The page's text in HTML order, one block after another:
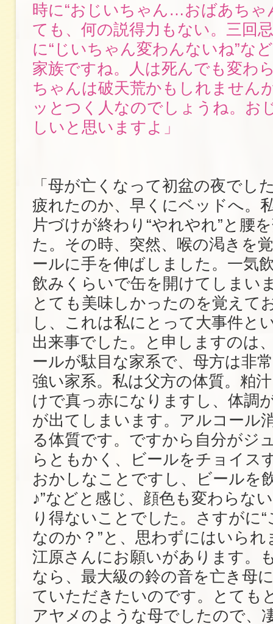
時に“おじいちゃん…おばあち
ても、何の説得力もない。三回
に“じいちゃん変わんないね”な
家族ですね。人は死んでも変わ
ちゃんは破天荒かもしれません
ッとつく人なのでしょうね。お
しいと思いますよ」
「母が亡くなって初盆の夜でし
疲れたのか、早くにベッドへ。
片づけが終わり“やれやれ”と腰
た。その時、突然、喉の渇きを
ールに手を伸ばしました。一気
飲みくらいで缶を開けてしまい
とても美味しかったのを覚えて
し、これは私にとって大事件と
出来事でした。と申しますのは
ールが駄目な家系で、母方は非
強い家系。私は父方の体質。粕
けで真っ赤になりますし、体調
が出てしまいます。アルコール
る体質です。ですから自分がジ
らともかく、ビールをチョイス
おかしなことですし、ビールを
♪”などと感じ、顔色も変わらな
り得ないことでした。さすがに
なのか？”と、思わずにはいら
江原さんにお願いがあります。
なら、最大級の鈴の音を亡き母
ていただきたいのです。とても
アヤメのような母でしたので、